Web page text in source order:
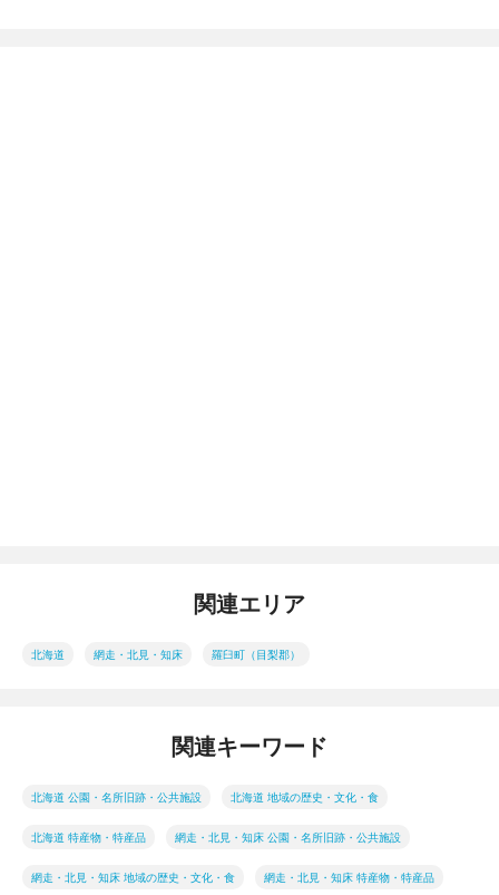
関連エリア
北海道 網走・北見・知床 羅臼町（目梨郡）
関連キーワード
北海道 公園・名所旧跡・公共施設 北海道 地域の歴史・文化・食
北海道 特産物・特産品 網走・北見・知床 公園・名所旧跡・公共施設
網走・北見・知床 地域の歴史・文化・食 網走・北見・知床 特産物・特産品